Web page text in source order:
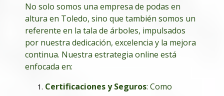
No solo somos una empresa de podas en
altura en Toledo, sino que también somos un
referente en la tala de árboles, impulsados
por nuestra dedicación, excelencia y la mejora
continua. Nuestra estrategia online está
enfocada en:
Certificaciones y Seguros: Como